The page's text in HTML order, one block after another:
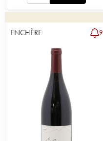
ENCHÈRE 9